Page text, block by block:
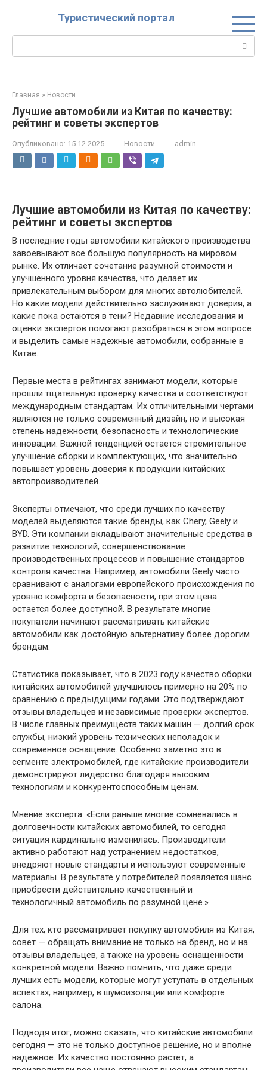
Туристический портал
Главная » Новости
Лучшие автомобили из Китая по качеству:
рейтинг и советы экспертов
Опубликовано: 15.12.2025 Новости admin
Лучшие автомобили из Китая по качеству:
рейтинг и советы экспертов
В последние годы автомобили китайского производства
завоевывают всё большую популярность на мировом
рынке. Их отличает сочетание разумной стоимости и
улучшенного уровня качества, что делает их
привлекательным выбором для многих автолюбителей.
Но какие модели действительно заслуживают доверия, а
какие пока остаются в тени? Недавние исследования и
оценки экспертов помогают разобраться в этом вопросе
и выделить самые надежные автомобили, собранные в
Китае.
Первые места в рейтингах занимают модели, которые
прошли тщательную проверку качества и соответствуют
международным стандартам. Их отличительными чертами
являются не только современный дизайн, но и высокая
степень надежности, безопасность и технологические
инновации. Важной тенденцией остается стремительное
улучшение сборки и комплектующих, что значительно
повышает уровень доверия к продукции китайских
автопроизводителей.
Эксперты отмечают, что среди лучших по качеству
моделей выделяются такие бренды, как Chery, Geely и
BYD. Эти компании вкладывают значительные средства в
развитие технологий, совершенствование
производственных процессов и повышение стандартов
контроля качества. Например, автомобили Geely часто
сравнивают с аналогами европейского происхождения по
уровню комфорта и безопасности, при этом цена
остается более доступной. В результате многие
покупатели начинают рассматривать китайские
автомобили как достойную альтернативу более дорогим
брендам.
Статистика показывает, что в 2023 году качество сборки
китайских автомобилей улучшилось примерно на 20% по
сравнению с предыдущими годами. Это подтверждают
отзывы владельцев и независимые проверки экспертов.
В числе главных преимуществ таких машин — долгий срок
службы, низкий уровень технических неполадок и
современное оснащение. Особенно заметно это в
сегменте электромобилей, где китайские производители
демонстрируют лидерство благодаря высоким
технологиям и конкурентоспособным ценам.
Мнение эксперта: «Если раньше многие сомневались в
долговечности китайских автомобилей, то сегодня
ситуация кардинально изменилась. Производители
активно работают над устранением недостатков,
внедряют новые стандарты и используют современные
материалы. В результате у потребителей появляется шанс
приобрести действительно качественный и
технологичный автомобиль по разумной цене.»
Для тех, кто рассматривает покупку автомобиля из Китая,
совет — обращать внимание не только на бренд, но и на
отзывы владельцев, а также на уровень оснащенности
конкретной модели. Важно помнить, что даже среди
лучших есть модели, которые могут уступать в отдельных
аспектах, например, в шумоизоляции или комфорте
салона.
Подводя итог, можно сказать, что китайские автомобили
сегодня — это не только доступное решение, но и вполне
надежное. Их качество постоянно растет, а